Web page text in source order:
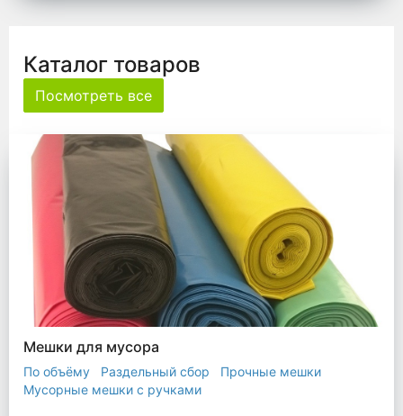
Каталог товаров
Посмотреть все
Мешки для мусора
По объёму Раздельный сбор
Прочные мешки
Мусорные мешки с ручками